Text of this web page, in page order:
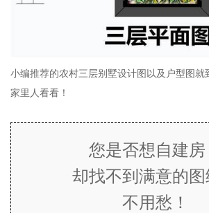
小编推荐的农村三层别墅设计图以及户型图就
家里人看看！
您是否想自建房
却找不到满意的图
不用愁！